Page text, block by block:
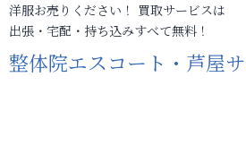
洋服お売りください！ 買取サービスは
出張・宅配・持ち込みすべて無料！
整体院エスコート・芦屋